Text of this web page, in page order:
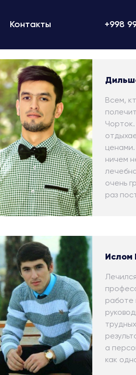
Контакты +998
Всем,
ничем
очень
раз
Ислом
работе
а
как